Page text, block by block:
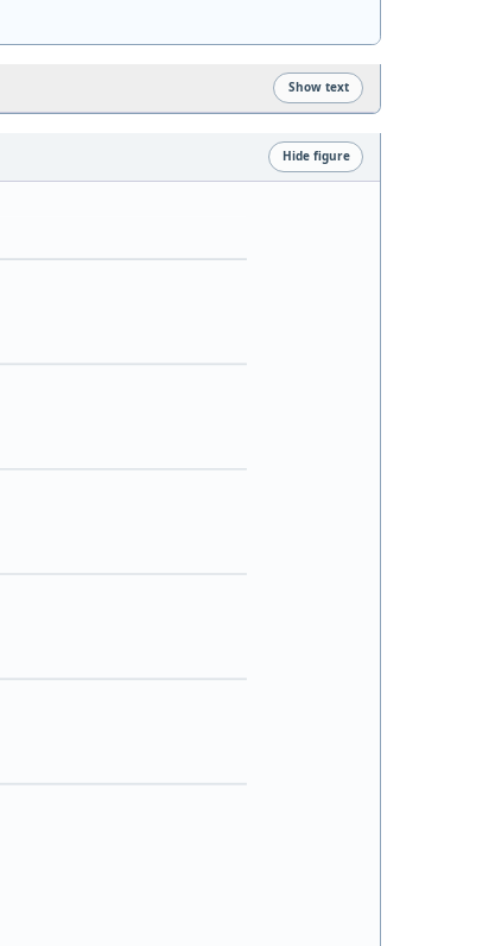
Show text
Hide figure